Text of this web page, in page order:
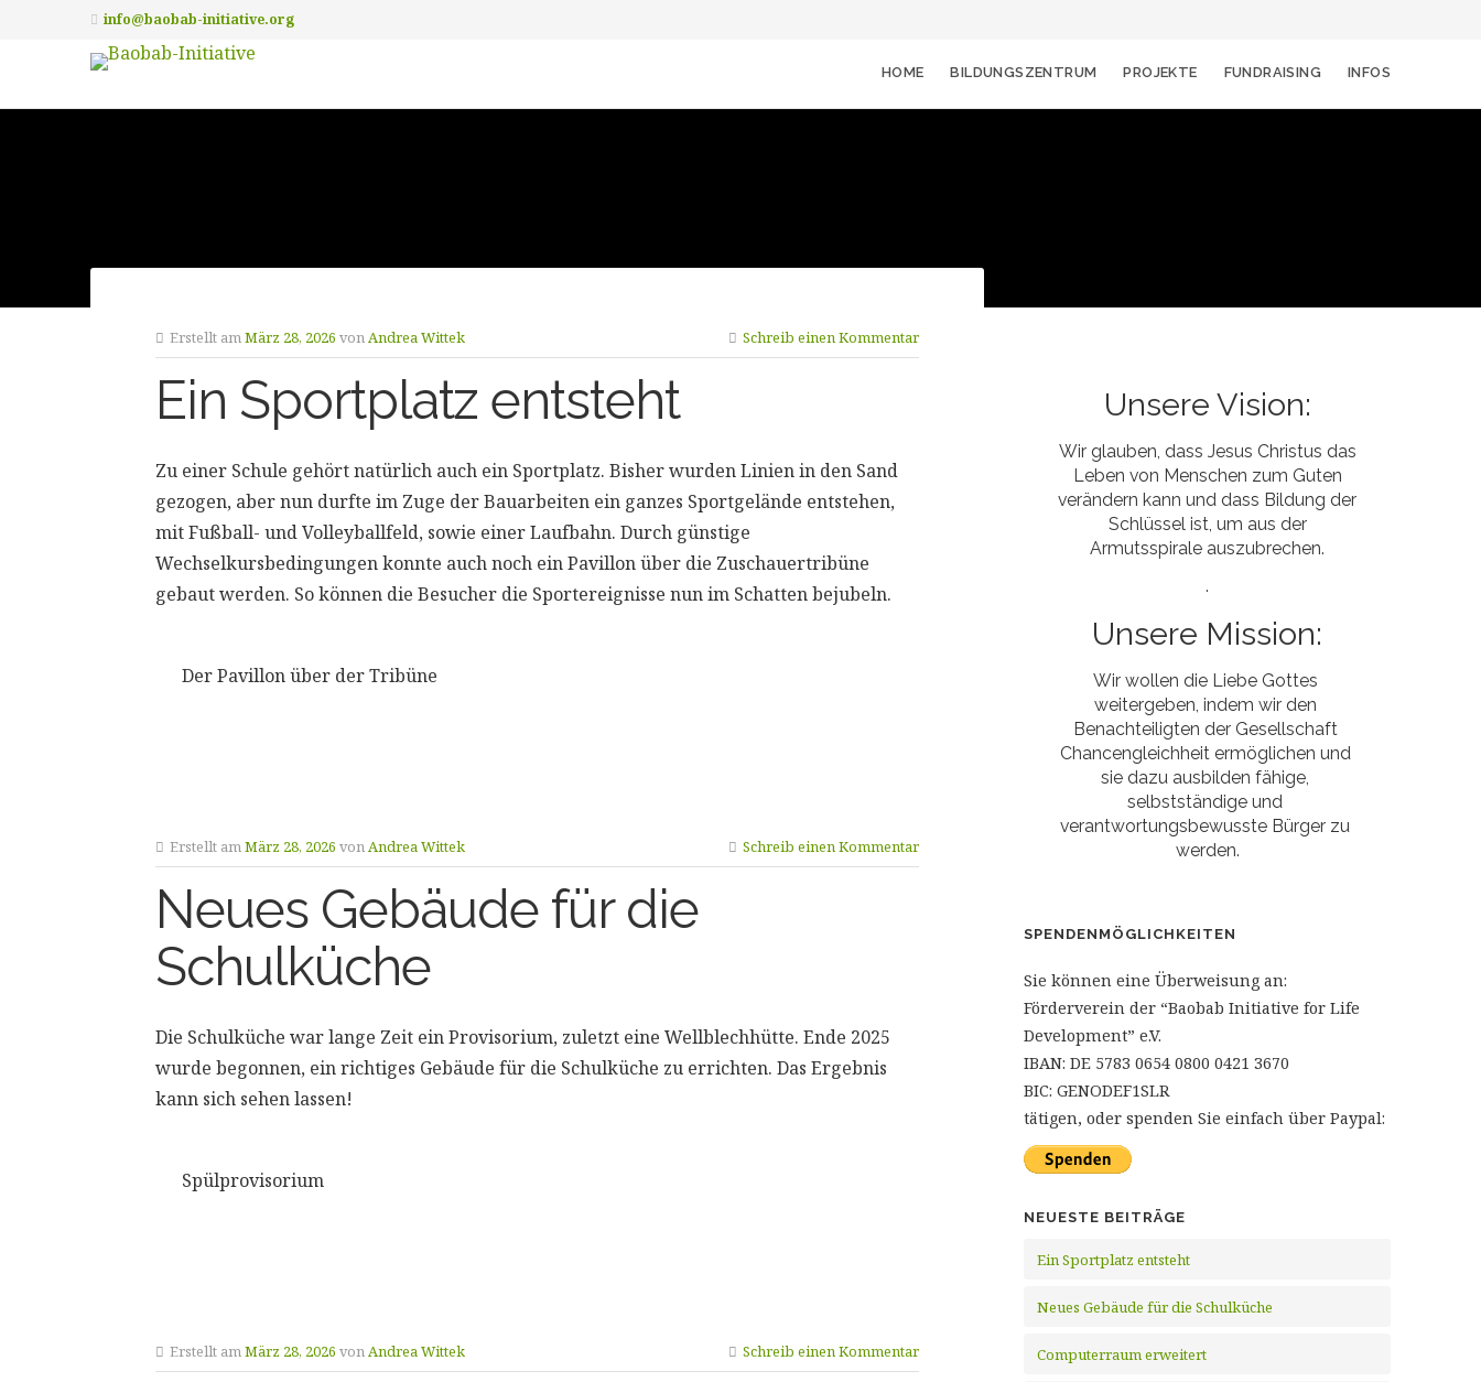
info@baobab-initiative.org
HOME BILDUNGSZENTRUM PROJEKTE FUNDRAISING INFOS
Erstellt amMärz 28, 2026 vonAndrea Wittek Schreib einen Kommentar
Ein Sportplatz entsteht
Zu einer Schule gehört natürlich auch ein Sportplatz. Bisher wurden Linien in den Sand
gezogen, aber nun durfte im Zuge der Bauarbeiten ein ganzes Sportgelände entstehen,
mit Fußball- und Volleyballfeld, sowie einer Laufbahn. Durch günstige
Wechselkursbedingungen konnte auch noch ein Pavillon über die Zuschauertribüne
gebaut werden. So können die Besucher die Sportereignisse nun im Schatten bejubeln.
Der Pavillon über der Tribüne
Erstellt amMärz 28, 2026 vonAndrea Wittek Schreib einen Kommentar
Neues Gebäude für die
Schulküche
Die Schulküche war lange Zeit ein Provisorium, zuletzt eine Wellblechhütte. Ende 2025
wurde begonnen, ein richtiges Gebäude für die Schulküche zu errichten. Das Ergebnis
kann sich sehen lassen!
Spülprovisorium
Erstellt amMärz 28, 2026 vonAndrea Wittek Schreib einen Kommentar
Unsere Vision:
Wir glauben, dass Jesus Christus das
Leben von Menschen zum Guten
verändern kann und dass Bildung der
Schlüssel ist, um aus der
Armutsspirale auszubrechen.
.
Unsere Mission:
Wir wollen die Liebe Gottes
weitergeben, indem wir den
Benachteiligten der Gesellschaft
Chancengleichheit ermöglichen und
sie dazu ausbilden fähige,
selbstständige und
verantwortungsbewusste Bürger zu
werden.
SPENDENMÖGLICHKEITEN
Sie können eine Überweisung an:
Förderverein der “Baobab Initiative for Life
Development” e.V.
IBAN: DE 5783 0654 0800 0421 3670
BIC: GENODEF1SLR
tätigen, oder spenden Sie einfach über Paypal:
NEUESTE BEITRÄGE
Ein Sportplatz entsteht
Neues Gebäude für die Schulküche
Computerraum erweitert